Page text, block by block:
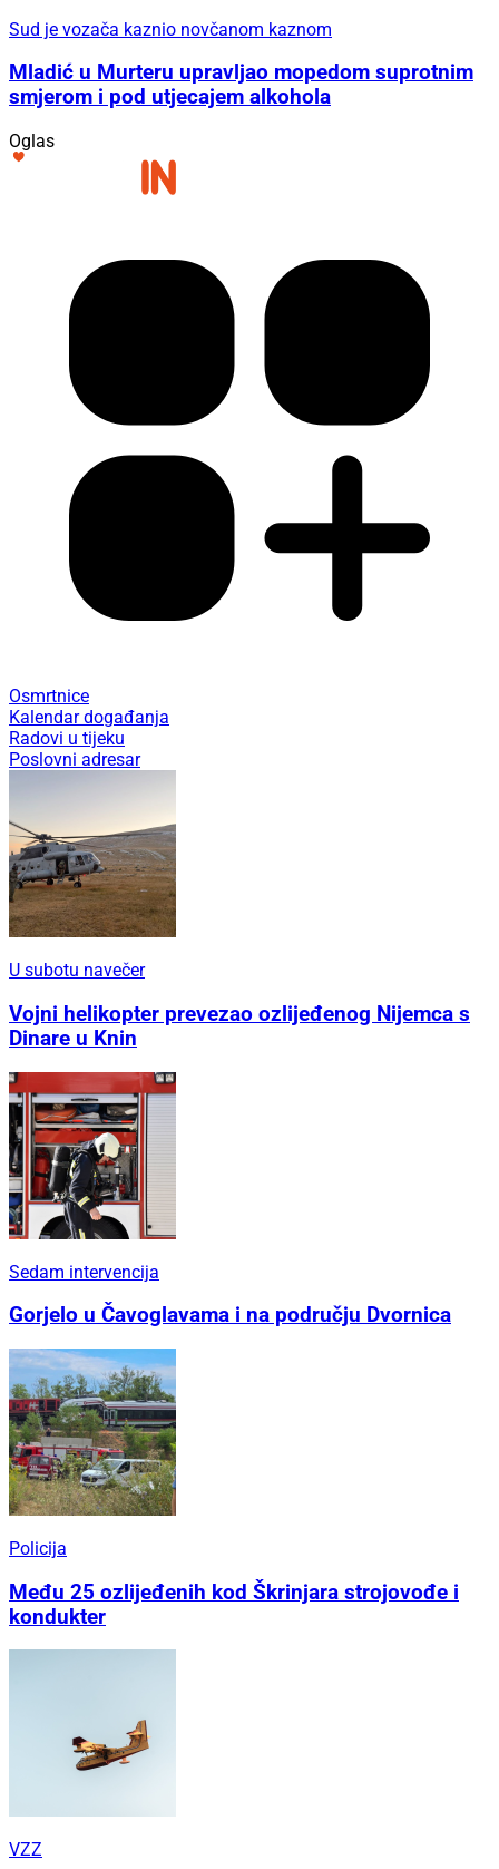
Sud je vozača kaznio novčanom kaznom
Mladić u Murteru upravljao mopedom suprotnim
smjerom i pod utjecajem alkohola
Oglas
Osmrtnice
Kalendar događanja
Radovi u tijeku
Poslovni adresar
U subotu navečer
Vojni helikopter prevezao ozlijeđenog Nijemca s
Dinare u Knin
Sedam intervencija
Gorjelo u Čavoglavama i na području Dvornica
Policija
Među 25 ozlijeđenih kod Škrinjara strojovođe i
kondukter
VZZ